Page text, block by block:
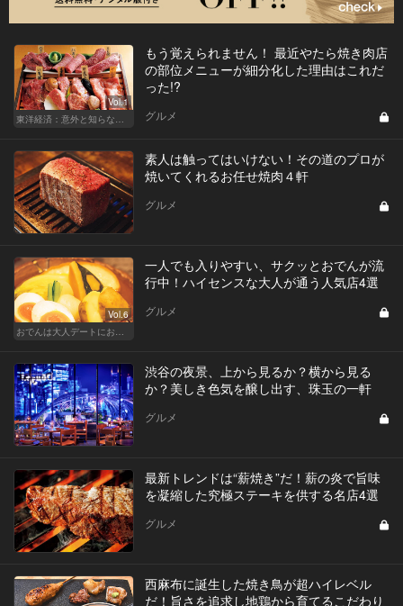
Vol.1
東洋経済：意外と知らない「焼肉」の新常識
もう覚えられません！ 最近やたら焼き肉店
の部位メニューが細分化した理由はこれだ
った!?
グルメ
素人は触ってはいけない！その道のプロが
焼いてくれるお任せ焼肉４軒
グルメ
Vol.6
おでんは大人デートにおすすめ！ふたりで温まろう
一人でも入りやすい、サクッとおでんが流
行中！ハイセンスな大人が通う人気店4選
グルメ
渋谷の夜景、上から見るか？横から見る
か？美しき色気を醸し出す、珠玉の一軒
グルメ
最新トレンドは“薪焼き”だ！薪の炎で旨味
を凝縮した究極ステーキを供する名店4選
グルメ
西麻布に誕生した焼き鳥が超ハイレベル
だ！旨さを追求し地鶏から育てるこだわり